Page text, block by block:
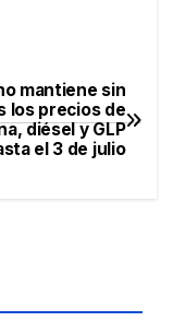
mantiene sin
los precios de
diésel y GLP
el 3 de julio